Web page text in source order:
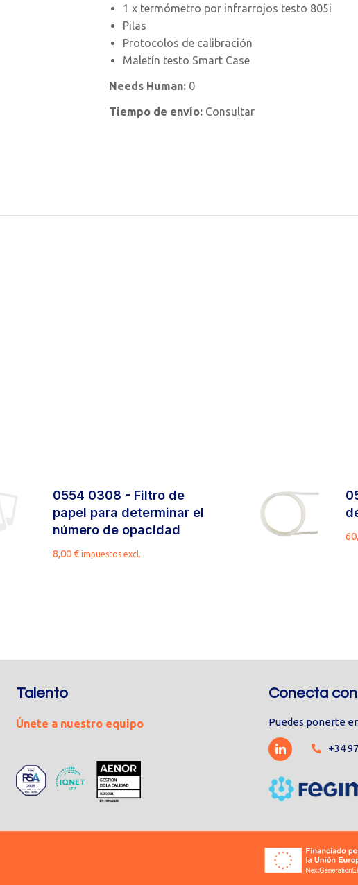
1 x termómetro por infrarrojos testo 805i
Pilas
Protocolos de calibración
Maletín testo Smart Case
Needs Human: 0
Tiempo de envío: Consultar
0554 0308 - Filtro de
papel para determinar el
número de opacidad
8,00€ impuestos excl.
Talento
Únete a nuestro equipo
Conecta
Puedes ponerte
+34